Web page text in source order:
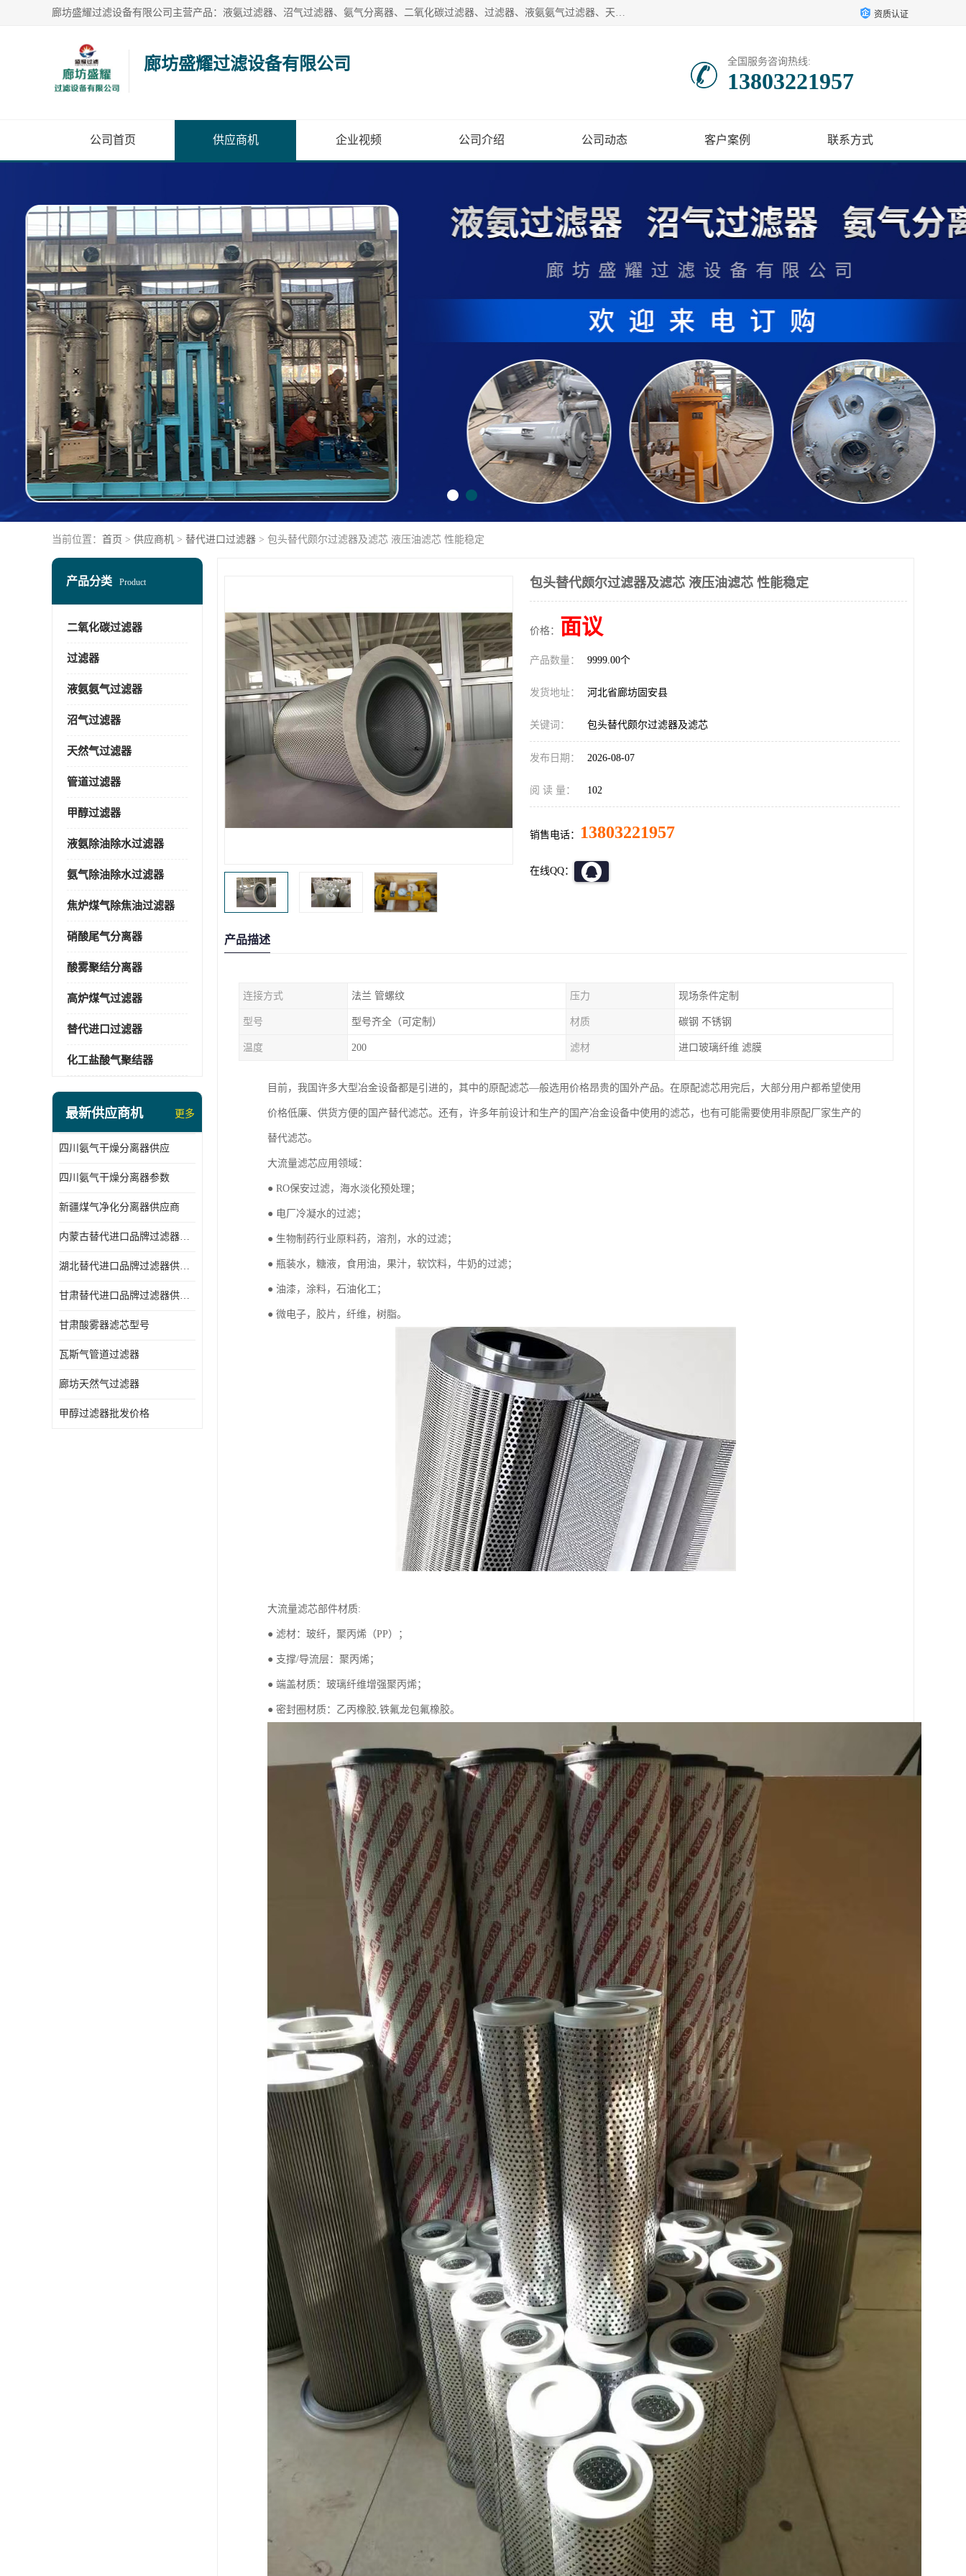
廊坊盛耀过滤设备有限公司主营产品：液氨过滤器、沼气过滤器、氨气分离器、二氧化碳过滤器、过滤器、液氨氨气过滤器、天然气过滤器、管道过滤器、*过滤器、液氨除油除水过滤器、氨气除油除水过滤器、焦炉煤气除焦油过滤器等。 资质认证
廊坊盛耀过滤设备有限公司 全国服务咨询热线:
13803221957
公司首页 供应商机 企业视频 公司介绍 公司动态 客户案例 联系方式
当前位置： 首页 > 供应商机 > 替代进口过滤器 > 包头替代颇尔过滤器及滤芯 液压油滤芯 性能稳定
产品分类 Product
二氧化碳过滤器
过滤器
液氨氨气过滤器
沼气过滤器
天然气过滤器
管道过滤器
甲醇过滤器
液氨除油除水过滤器
氨气除油除水过滤器
焦炉煤气除焦油过滤器
硝酸尾气分离器
酸雾聚结分离器
高炉煤气过滤器
替代进口过滤器
化工盐酸气聚结器
最新供应商机 更多
四川氨气干燥分离器供应
四川氨气干燥分离器参数
新疆煤气净化分离器供应商
内蒙古替代进口品牌过滤器厂家
湖北替代进口品牌过滤器供应商
甘肃替代进口品牌过滤器供应商
甘肃酸雾器滤芯型号
瓦斯气管道过滤器
廊坊天然气过滤器
甲醇过滤器批发价格
包头替代颇尔过滤器及滤芯 液压油滤芯 性能稳定
价格： 面议
产品数量： 9999.00个
发货地址： 河北省廊坊固安县
关键词： 包头替代颇尔过滤器及滤芯
发布日期： 2026-08-07
阅 读 量： 102
销售电话： 13803221957
在线QQ：
产品描述
连接方式 法兰 管螺纹 压力 现场条件定制
型号 型号齐全（可定制） 材质 碳钢 不锈钢
温度 200 滤材 进口玻璃纤维 滤膜
目前，我国许多大型冶金设备都是引进的，其中的原配滤芯—般选用价格昂贵的国外产品。在原配滤芯用完后，大部分用户都希望使用
价格低廉、供货方便的国产替代滤芯。还有，许多年前设计和生产的国产冶金设备中使用的滤芯，也有可能需要使用非原配厂家生产的
替代滤芯。
大流量滤芯应用领域：
● RO保安过滤，海水淡化预处理；
● 电厂冷凝水的过滤；
● 生物制药行业原料药，溶剂，水的过滤；
● 瓶装水，糖液，食用油，果汁，软饮料，牛奶的过滤；
● 油漆，涂料，石油化工；
● 微电子，胶片，纤维，树脂。
大流量滤芯部件材质:
● 滤材：玻纤，聚丙烯（PP）；
● 支撑/导流层：聚丙烯；
● 端盖材质：玻璃纤维增强聚丙烯；
● 密封圈材质：乙丙橡胶,铁氟龙包氟橡胶。